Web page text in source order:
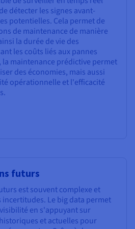
détecter les signes avant-
potentielles. Cela permet de
de maintenance de manière
la durée de vie des
les coûts liés aux pannes
la maintenance prédictive permet
des économies, mais aussi
opérationnelle et l'efficacité
futurs
est souvent complexe et
incertitudes. Le big data permet
en s'appuyant sur
historiques et actuelles pour